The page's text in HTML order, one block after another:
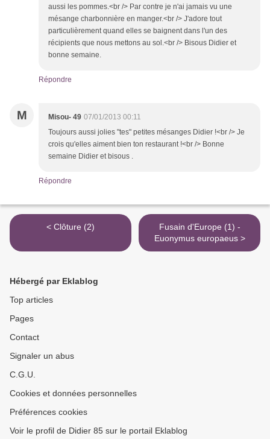
aussi les pommes.<br /> Par contre je n'ai jamais vu une
mésange charbonnière en manger.<br /> J'adore tout
particulièrement quand elles se baignent dans l'un des
récipients que nous mettons au sol.<br /> Bisous Didier et
bonne semaine.
Répondre
M Misou- 49 07/01/2013 00:11
Toujours aussi jolies "tes" petites mésanges Didier !<br /> Je
crois qu'elles aiment bien ton restaurant !<br /> Bonne
semaine Didier et bisous .
Répondre
< Clôture (2)
Fusain d'Europe (1) -
Euonymus europaeus >
Hébergé par Eklablog
Top articles
Pages
Contact
Signaler un abus
C.G.U.
Cookies et données personnelles
Préférences cookies
Voir le profil de Didier 85 sur le portail Eklablog